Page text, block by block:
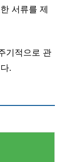
서류를 제
기적으로 관
.